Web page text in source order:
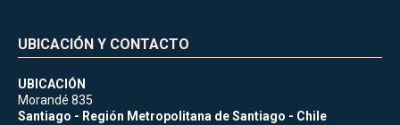
UBICACIÓN Y CONTACTO
UBICACIÓN
Morandé 835
Santiago - Región Metropolitana de Santiago - Chile